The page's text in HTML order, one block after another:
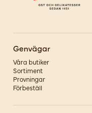
Genvägar
Våra butiker
Sortiment
Provningar
Förbeställ